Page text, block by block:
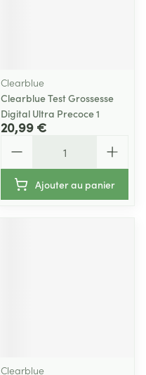
Clearblue
Clearblue Test Grossesse
Digital Ultra Precoce 1
20,99 €
Ajouter au panier
Clearblue